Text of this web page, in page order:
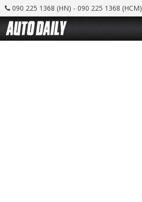
090 225 1368 (HN) - 090 225 1368 (HCM)